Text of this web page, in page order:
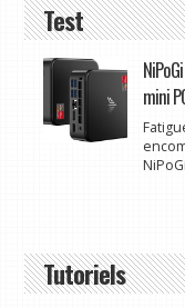
Test
mini
Tutoriels